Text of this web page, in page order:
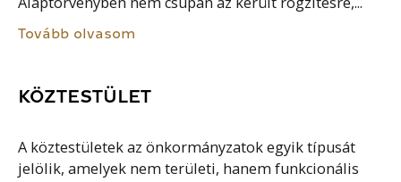
Tovább olvasom
KÖZTESTÜLET
A köztestületek az önkormányzatok egyik típusát
jelölik, amelyek nem területi, hanem funkcionális